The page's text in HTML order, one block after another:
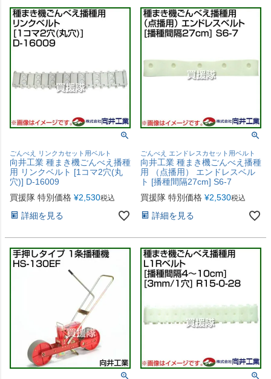
ごんべえ リンクカセット用ベルト
向井工業 種まき機ごんべえ播種
用 リンクベルト [1コマ2穴(丸
穴)] D-16009
買援隊 特別価格 ¥2,530税込
詳細を見る
ごんべえ エンドレスカセット用ベルト
向井工業 種まき機ごんべえ播種
用 （点播用） エンドレスベル
ト [播種間隔27cm] S6-7
買援隊 特別価格 ¥2,530税込
詳細を見る